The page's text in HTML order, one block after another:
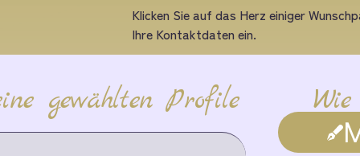
Klicken Sie auf das Herz einiger
Ihre Kontaktdaten ein.
gewählten Profile